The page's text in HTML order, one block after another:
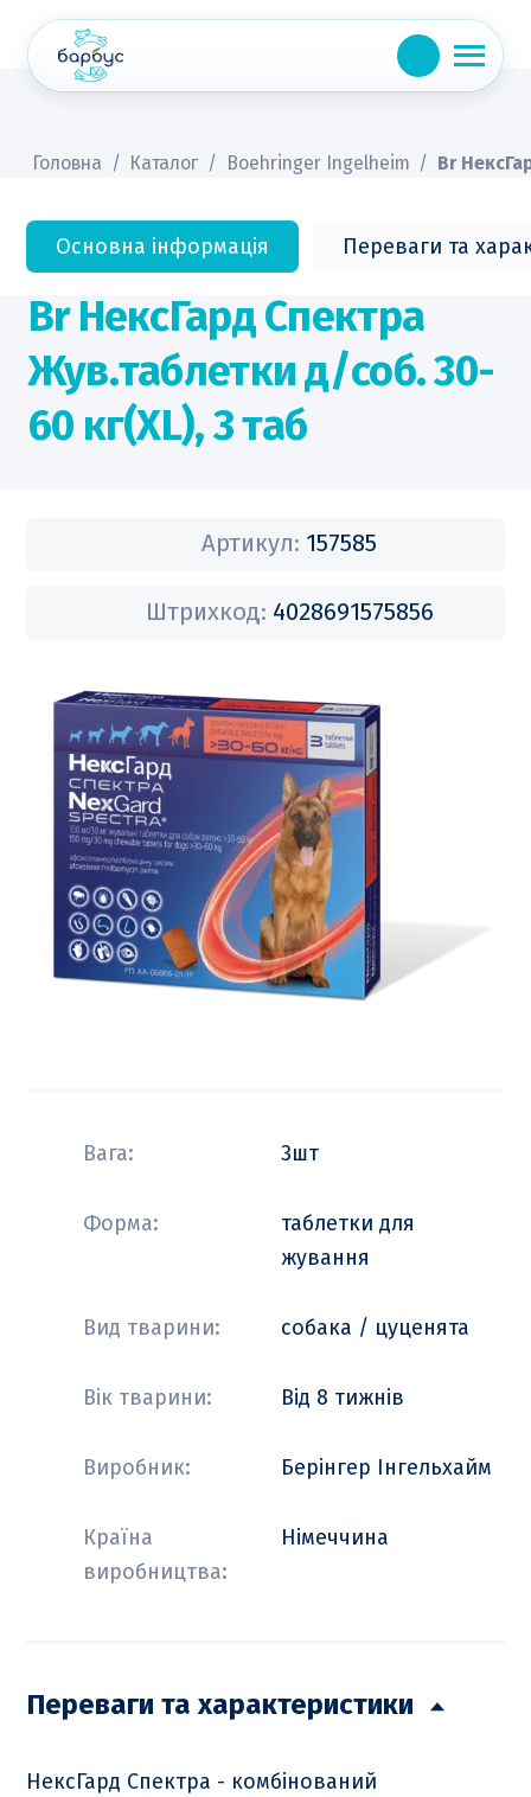
content
Головна / Каталог / Boehringer Ingelheim / Br
Основна інформація Переваги та
Br НексГард Спектра
Жув.таблетки д/соб. 30-
60 кг(XL), 3 таб
Артикул: 157585
Штрихкод: 4028691575856
Вага: 3шт
Форма:
таблетки для
жування
Вид тварини: собака / цуценята
Вік тварини: Від 8 тижнів
Виробник: Берінгер Інгельхайм
Країна
виробництва:
Німеччина
Переваги та характеристики
НексГард Спектра - комбінований